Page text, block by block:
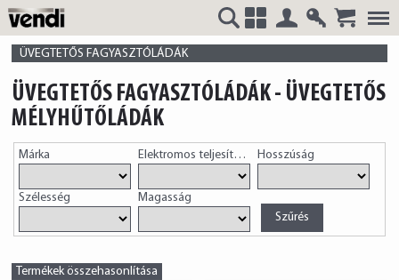
VENDI
HUNGÁRIA
ÜVEGTETŐS FAGYASZTÓLÁDÁK
ÜVEGTETŐS FAGYASZTÓLÁDÁK - ÜVEGTETŐS
MÉLYHŰTŐLÁDÁK
Márka Elektromos teljesítményHosszúság
Szélesség Magasság
Termékek összehasonlítása